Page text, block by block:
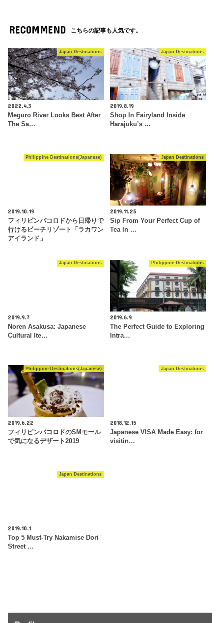
RECOMMEND こちらの記事も人気です。
Japan Destinations
2022.4.3
Meguro River Looks Best After
The Sa…
Japan Destinations
2019.8.19
Shop In Fairyland Inside
Harajuku’s …
Philippine Destinations(Japanese)
2019.10.19
フィリピンバコロドから日帰りで
行けるビーチリゾート「ラカワン
アイランド」
Japan Destinations
2019.11.25
Sip From Your Perfect Cup of
Tea In …
Japan Destinations
2019.9.7
Noren Asakusa: Japanese
Cultural Ite…
Philippine Destinations
2019.6.9
The Perfect Guide to Exploring
Intra…
Philippine Destinations(Japanese)
2019.6.22
フィリピンバコロドのSMモール
で気になるデザート2019
Japan Destinations
2018.12.15
Japanese VISA Made Easy: for
visitin…
Japan Destinations
2019.10.1
Top 5 Must-Try Nakamise Dori
Street …